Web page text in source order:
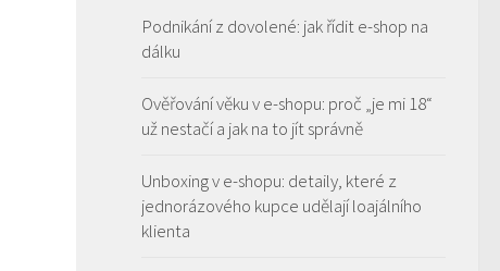
Podnikání z dovolené: jak řídit e-shop na
dálku
Ověřování věku v e-shopu: proč „je mi 18“
už nestačí a jak na to jít správně
Unboxing v e-shopu: detaily, které z
jednorázového kupce udělají loajálního
klienta